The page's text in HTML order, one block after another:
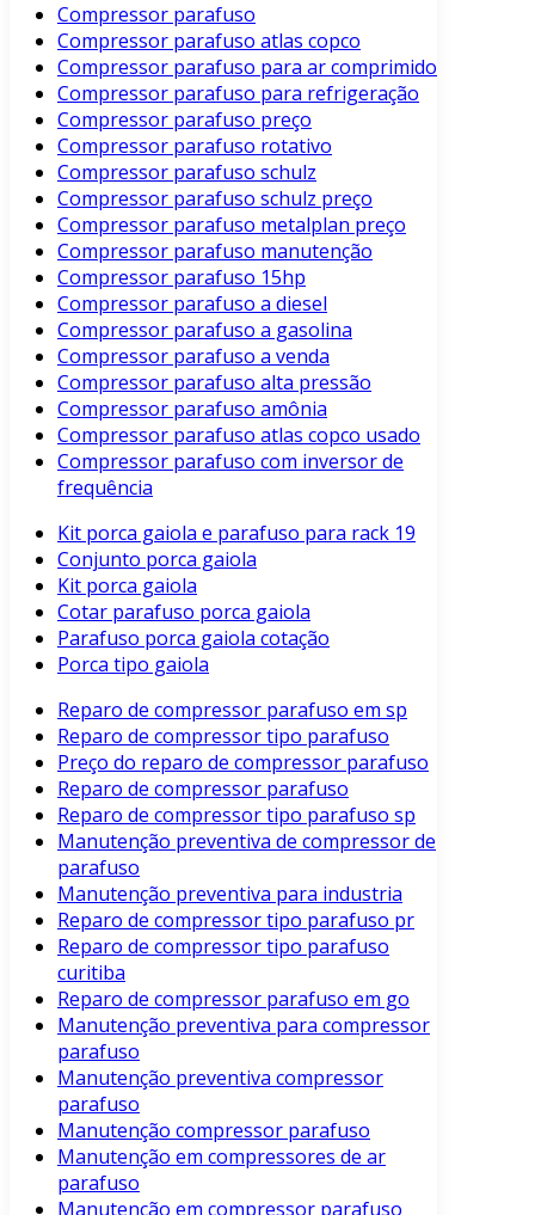
Compressor parafuso
Compressor parafuso atlas copco
Compressor parafuso para ar comprimido
Compressor parafuso para refrigeração
Compressor parafuso preço
Compressor parafuso rotativo
Compressor parafuso schulz
Compressor parafuso schulz preço
Compressor parafuso metalplan preço
Compressor parafuso manutenção
Compressor parafuso 15hp
Compressor parafuso a diesel
Compressor parafuso a gasolina
Compressor parafuso a venda
Compressor parafuso alta pressão
Compressor parafuso amônia
Compressor parafuso atlas copco usado
Compressor parafuso com inversor de
frequência
Kit porca gaiola e parafuso para rack 19
Conjunto porca gaiola
Kit porca gaiola
Cotar parafuso porca gaiola
Parafuso porca gaiola cotação
Porca tipo gaiola
Reparo de compressor parafuso em sp
Reparo de compressor tipo parafuso
Preço do reparo de compressor parafuso
Reparo de compressor parafuso
Reparo de compressor tipo parafuso sp
Manutenção preventiva de compressor de
parafuso
Manutenção preventiva para industria
Reparo de compressor tipo parafuso pr
Reparo de compressor tipo parafuso
curitiba
Reparo de compressor parafuso em go
Manutenção preventiva para compressor
parafuso
Manutenção preventiva compressor
parafuso
Manutenção compressor parafuso
Manutenção em compressores de ar
parafuso
Manutenção em compressor parafuso